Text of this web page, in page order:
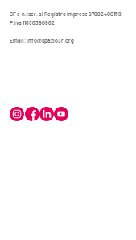
CF e n.iscr. al Registro Imprese 97882400159
P.iva 11636390962
Email:info@spazio3r.org